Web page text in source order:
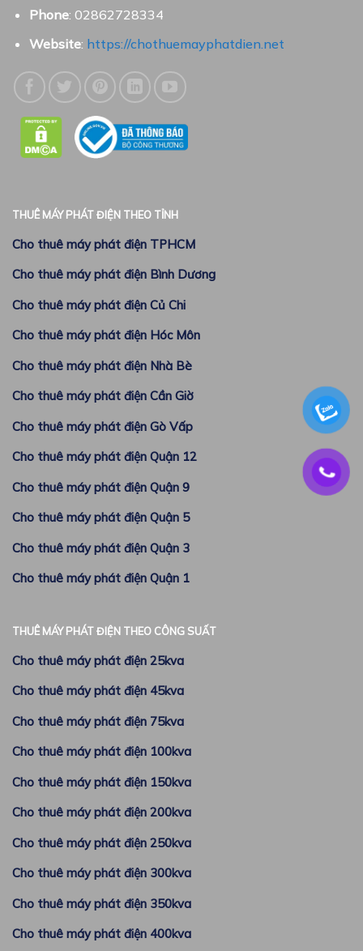
Phone: 02862728334
Website: https://chothuemayphatdien.net
THUÊ MÁY PHÁT ĐIỆN THEO TỈNH
Cho thuê máy phát điện TPHCM
Cho thuê máy phát điện Bình Dương
Cho thuê máy phát điện Củ Chi
Cho thuê máy phát điện Hóc Môn
Cho thuê máy phát điện Nhà Bè
Cho thuê máy phát điện Cần Giờ
Cho thuê máy phát điện Gò Vấp
Cho thuê máy phát điện Quận 12
Cho thuê máy phát điện Quận 9
Cho thuê máy phát điện Quận 5
Cho thuê máy phát điện Quận 3
Cho thuê máy phát điện Quận 1
THUÊ MÁY PHÁT ĐIỆN THEO CÔNG SUẤT
Cho thuê máy phát điện 25kva
Cho thuê máy phát điện 45kva
Cho thuê máy phát điện 75kva
Cho thuê máy phát điện 100kva
Cho thuê máy phát điện 150kva
Cho thuê máy phát điện 200kva
Cho thuê máy phát điện 250kva
Cho thuê máy phát điện 300kva
Cho thuê máy phát điện 350kva
Cho thuê máy phát điện 400kva